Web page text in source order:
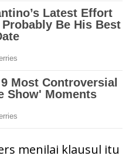
menilai klausul itu